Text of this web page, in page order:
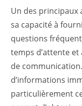
Un des principaux
sa capacité à
questions
temps d’attente
de
d’informations
particulièrement